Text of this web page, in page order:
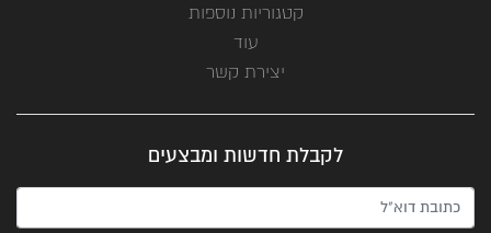
קטגוריות נוספות
עוד
יצירת קשר
לקבלת חדשות ומבצעים